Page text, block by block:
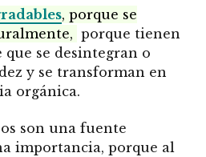
, porque se
porque tienen
se desintegran o
y se transforman en
orgánica.
son una fuente
importancia, porque al